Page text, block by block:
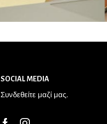
SOCIAL MEDIA
Συνδεθείτε μαζί μας.